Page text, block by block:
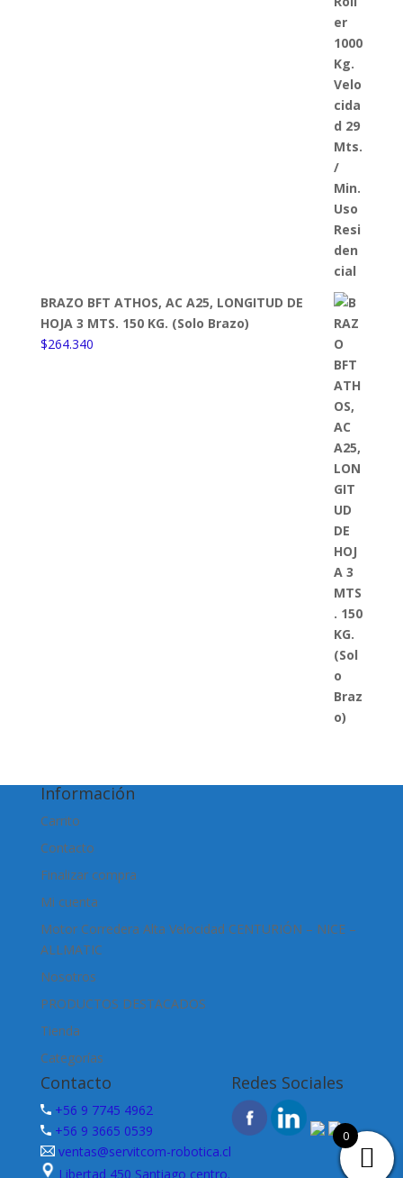
BRAZO BFT ATHOS, AC A25, LONGITUD DE
HOJA 3 MTS. 150 KG. (Solo Brazo)
$264.340
Información
Carrito
Contacto
Finalizar compra
Mi cuenta
Motor Corredera Alta Velocidad CENTURIÓN – NICE –
ALLMATIC
Nosotros
PRODUCTOS DESTACADOS
Tienda
Categorías
Contacto
+56 9 7745 4962
+56 9 3665 0539
ventas@servitcom-robotica.cl
Libertad 450 Santiago centro.
Redes Sociales
0